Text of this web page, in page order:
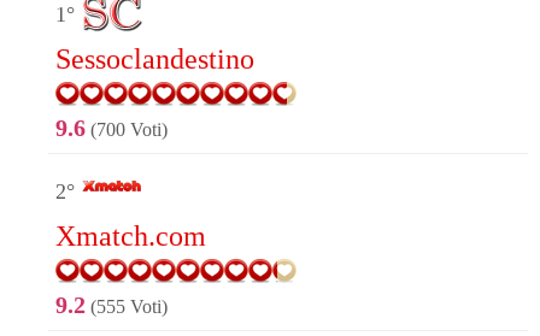
1°
Sessoclandestino
9.6 (700 Voti)
2°
Xmatch.com
9.2 (555 Voti)